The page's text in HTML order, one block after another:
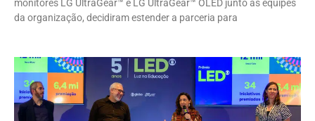
monitores LG UltraGear™ e LG UltraGear™ OLED junto às equipes
da organização, decidiram estender a parceria para